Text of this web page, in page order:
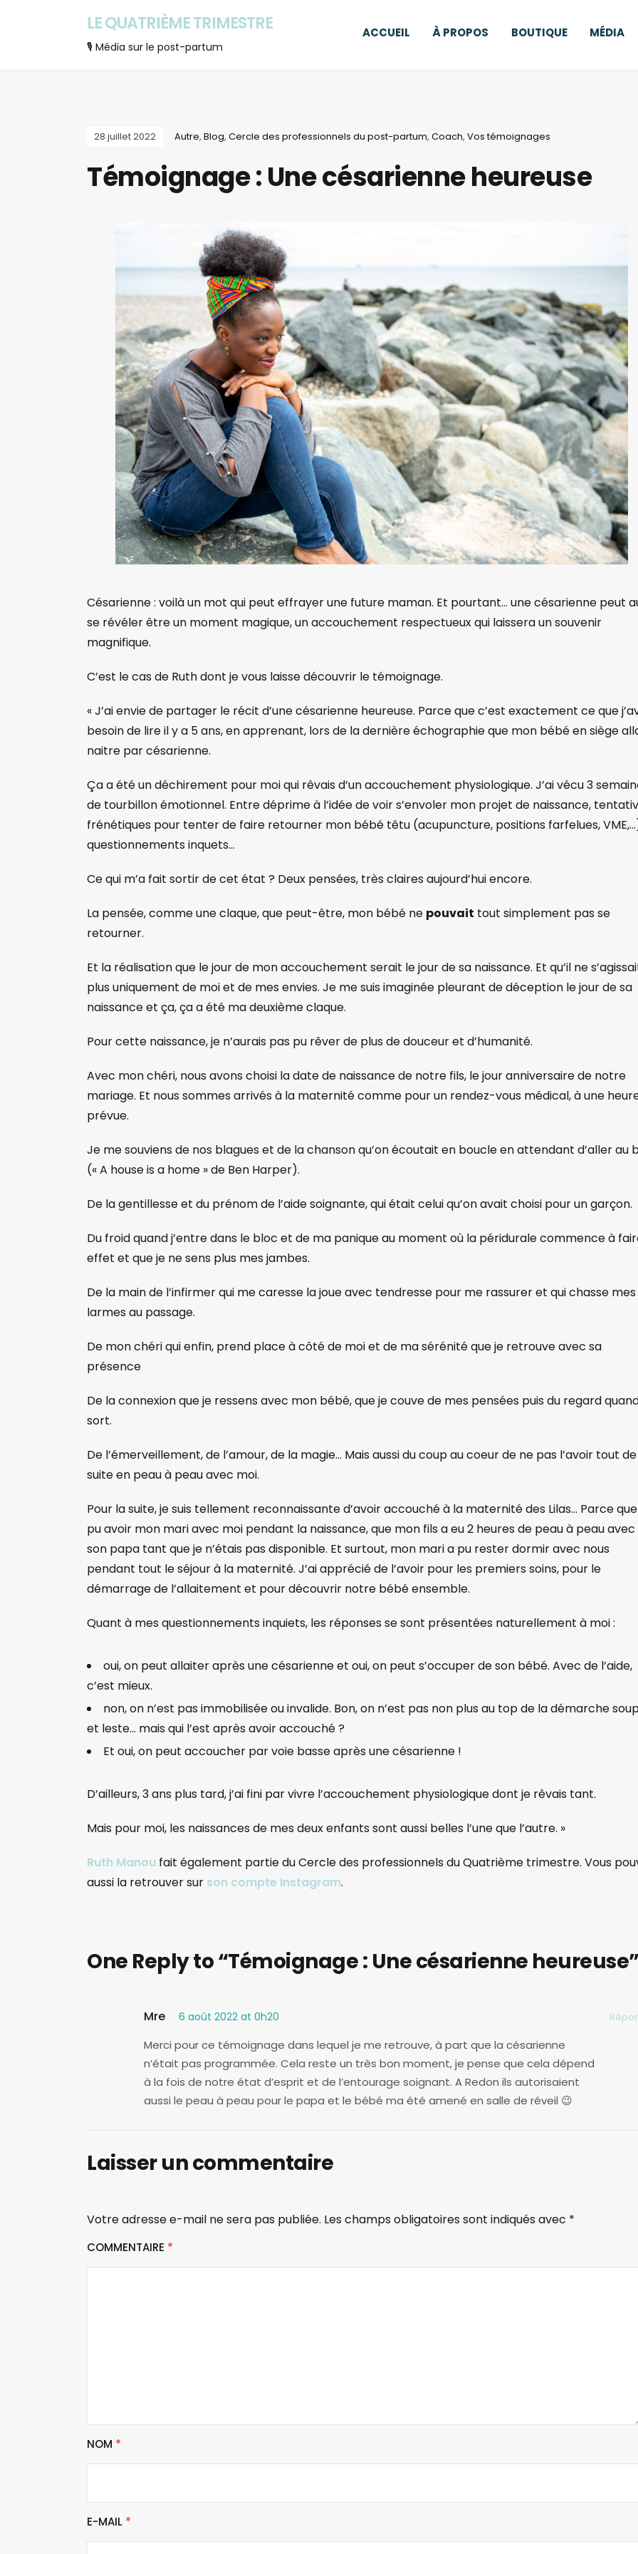
LE QUATRIÈME TRIMESTRE
🎙 Média sur le post-partum
ACCUEIL À PROPOS BOUTIQUE MÉDIA
28 juillet 2022 Autre, Blog, Cercle des professionnels du post-partum, Coach, Vos témoignages
Témoignage : Une césarienne heureuse
Césarienne : voilà un mot qui peut effrayer une future maman. Et pourtant… une césarienne peut
se révéler être un moment magique, un accouchement respectueux qui laissera un souvenir
magnifique.
C’est le cas de Ruth dont je vous laisse découvrir le témoignage.
« J’ai envie de partager le récit d’une césarienne heureuse. Parce que c’est exactement ce que
besoin de lire il y a 5 ans, en apprenant, lors de la dernière échographie que mon bébé en siège
naitre par césarienne.
Ça a été un déchirement pour moi qui rêvais d’un accouchement physiologique. J’ai vécu 3
de tourbillon émotionnel. Entre déprime à l’idée de voir s’envoler mon projet de naissance,
frénétiques pour tenter de faire retourner mon bébé têtu (acupuncture, positions farfelues,
questionnements inquets…
Ce qui m’a fait sortir de cet état ? Deux pensées, très claires aujourd’hui encore.
La pensée, comme une claque, que peut-être, mon bébé ne pouvait tout simplement pas se
retourner.
Et la réalisation que le jour de mon accouchement serait le jour de sa naissance. Et qu’il ne
plus uniquement de moi et de mes envies. Je me suis imaginée pleurant de déception le jour de sa
naissance et ça, ça a été ma deuxième claque.
Pour cette naissance, je n’aurais pas pu rêver de plus de douceur et d’humanité.
Avec mon chéri, nous avons choisi la date de naissance de notre fils, le jour anniversaire de notre
mariage. Et nous sommes arrivés à la maternité comme pour un rendez-vous médical, à une
prévue.
Je me souviens de nos blagues et de la chanson qu’on écoutait en boucle en attendant d’aller au
(« A house is a home » de Ben Harper).
De la gentillesse et du prénom de l’aide soignante, qui était celui qu’on avait choisi pour un garçon.
Du froid quand j’entre dans le bloc et de ma panique au moment où la péridurale commence à
effet et que je ne sens plus mes jambes.
De la main de l’infirmer qui me caresse la joue avec tendresse pour me rassurer et qui chasse mes
larmes au passage.
De mon chéri qui enfin, prend place à côté de moi et de ma sérénité que je retrouve avec sa
présence
De la connexion que je ressens avec mon bébé, que je couve de mes pensées puis du regard
sort.
De l’émerveillement, de l’amour, de la magie… Mais aussi du coup au coeur de ne pas l’avoir tout de
suite en peau à peau avec moi.
Pour la suite, je suis tellement reconnaissante d’avoir accouché à la maternité des Lilas… Parce que
pu avoir mon mari avec moi pendant la naissance, que mon fils a eu 2 heures de peau à peau avec
son papa tant que je n’étais pas disponible. Et surtout, mon mari a pu rester dormir avec nous
pendant tout le séjour à la maternité. J’ai apprécié de l’avoir pour les premiers soins, pour le
démarrage de l’allaitement et pour découvrir notre bébé ensemble.
Quant à mes questionnements inquiets, les réponses se sont présentées naturellement à moi :
oui, on peut allaiter après une césarienne et oui, on peut s’occuper de son bébé. Avec de l’aide,
c’est mieux.
non, on n’est pas immobilisée ou invalide. Bon, on n’est pas non plus au top de la démarche
et leste… mais qui l’est après avoir accouché ?
Et oui, on peut accoucher par voie basse après une césarienne !
D’ailleurs, 3 ans plus tard, j’ai fini par vivre l’accouchement physiologique dont je rêvais tant.
Mais pour moi, les naissances de mes deux enfants sont aussi belles l’une que l’autre. »
Ruth Manou fait également partie du Cercle des professionnels du Quatrième trimestre. Vous
aussi la retrouver sur son compte Instagram.
One Reply to “Témoignage : Une césarienne heureuse”
Mre 6 août 2022 at 0h20
Merci pour ce témoignage dans lequel je me retrouve, à part que la césarienne
n’était pas programmée. Cela reste un très bon moment, je pense que cela dépend
à la fois de notre état d’esprit et de l’entourage soignant. A Redon ils autorisaient
aussi le peau à peau pour le papa et le bébé ma été amené en salle de réveil 😉
Laisser un commentaire
Votre adresse e-mail ne sera pas publiée. Les champs obligatoires sont indiqués avec *
COMMENTAIRE *
NOM *
E-MAIL *